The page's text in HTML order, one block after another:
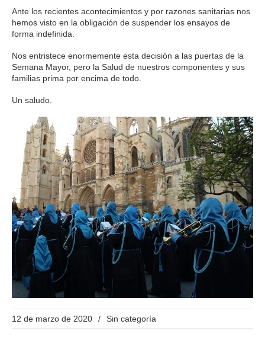
Ante los recientes acontecimientos y por razones sanitarias nos
hemos visto en la obligación de suspender los ensayos de
forma indefinida.
Nos entristece enormemente esta decisión a las puertas de la
Semana Mayor, pero la Salud de nuestros componentes y sus
familias prima por encima de todo.
Un saludo.
12 de marzo de 2020 / Sin categoría